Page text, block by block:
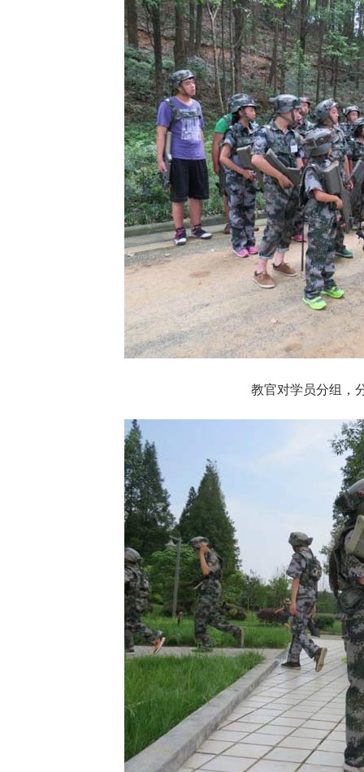
教官对学员分组，